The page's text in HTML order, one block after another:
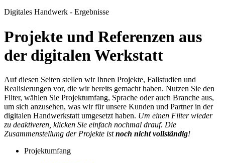
Digitales Handwerk - Ergebnisse
Projekte und Referenzen aus
der digitalen Werkstatt
Auf diesen Seiten stellen wir Ihnen Projekte, Fallstudien und
Realisierungen vor, die wir bereits gemacht haben. Nutzen Sie den
Filter, wählen Sie Projektumfang, Sprache oder auch Branche aus,
um sich anzusehen, was wir für unsere Kunden und Partner in der
digitalen Handwerkstatt umgesetzt haben. Um einen Filter wieder
zu deaktiveren, klicken Sie einfach nochmal drauf. Die
Zusammenstellung der Projekte istnoch nicht vollständig!
Projektumfang